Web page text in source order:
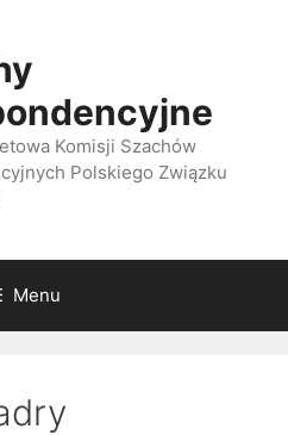
Komisji Szachów
Polskiego Związku
Menu